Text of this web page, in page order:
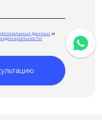
данных и